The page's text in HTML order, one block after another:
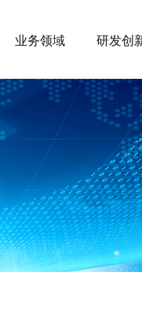
业务领域 研发创